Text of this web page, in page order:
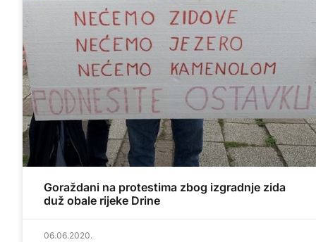
Goraždani na protestima zbog izgradnje zida
duž obale rijeke Drine
06.06.2020.